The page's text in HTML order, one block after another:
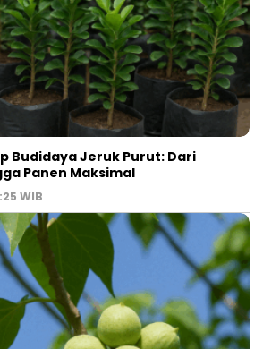
Budidaya Jeruk Purut: Dari
Panen Maksimal
WIB